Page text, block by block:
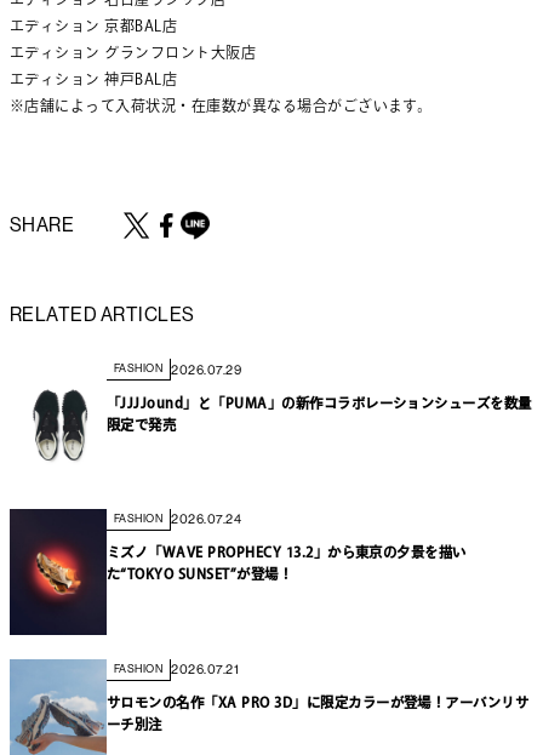
エディション 京都BAL店
エディション グランフロント大阪店
エディション 神戸BAL店
※店舗によって入荷状況・在庫数が異なる場合がございます。
SHARE
RELATED ARTICLES
FASHION 2026.07.29
「JJJJound」と「PUMA」の新作コラボレーションシューズを数量
限定で発売
FASHION 2026.07.24
ミズノ「WAVE PROPHECY 13.2」から東京の夕景を描い
た“TOKYO SUNSET”が登場！
FASHION 2026.07.21
サロモンの名作「XA PRO 3D」に限定カラーが登場！アーバンリサ
ーチ別注